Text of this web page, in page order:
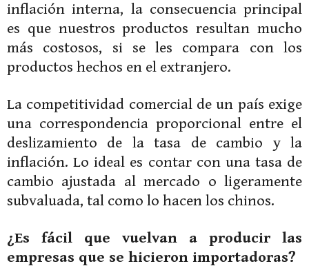
inflación interna, la consecuencia principal
es que nuestros productos resultan mucho
más costosos, si se les compara con los
productos hechos en el extranjero.
La competitividad comercial de un país exige
una correspondencia proporcional entre el
deslizamiento de la tasa de cambio y la
inflación. Lo ideal es contar con una tasa de
cambio ajustada al mercado o ligeramente
subvaluada, tal como lo hacen los chinos.
¿Es fácil que vuelvan a producir las
empresas que se hicieron importadoras?